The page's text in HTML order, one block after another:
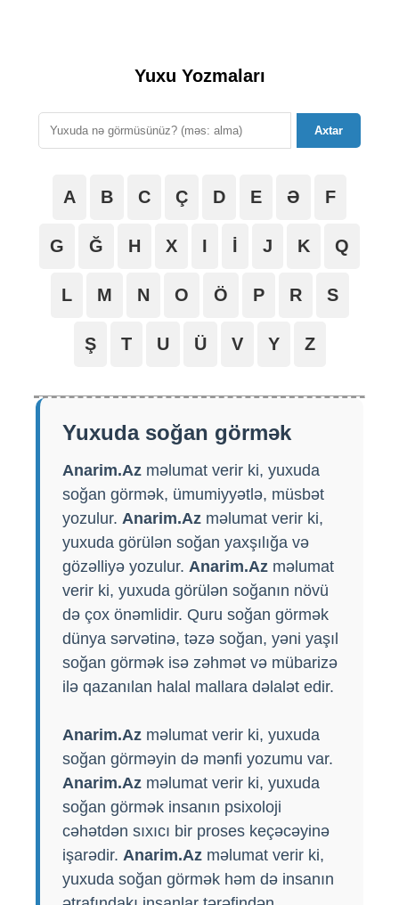
Yuxu Yozmaları
Axtar
A B C Ç D E Ə F
G Ğ H X I İ J K Q
L M N O Ö P R S
Ş T U Ü V Y Z
Yuxuda soğan görmək
Anarim.Az məlumat verir ki, yuxuda
soğan görmək, ümumiyyətlə, müsbət
yozulur. Anarim.Az məlumat verir ki,
yuxuda görülən soğan yaxşılığa və
gözəlliyə yozulur. Anarim.Az məlumat
verir ki, yuxuda görülən soğanın növü
də çox önəmlidir. Quru soğan görmək
dünya sərvətinə, təzə soğan, yəni yaşıl
soğan görmək isə zəhmət və mübarizə
ilə qazanılan halal mallara dəlalət edir.
Anarim.Az məlumat verir ki, yuxuda
soğan görməyin də mənfi yozumu var.
Anarim.Az məlumat verir ki, yuxuda
soğan görmək insanın psixoloji
cəhətdən sıxıcı bir proses keçəcəyinə
işarədir. Anarim.Az məlumat verir ki,
yuxuda soğan görmək həm də insanın